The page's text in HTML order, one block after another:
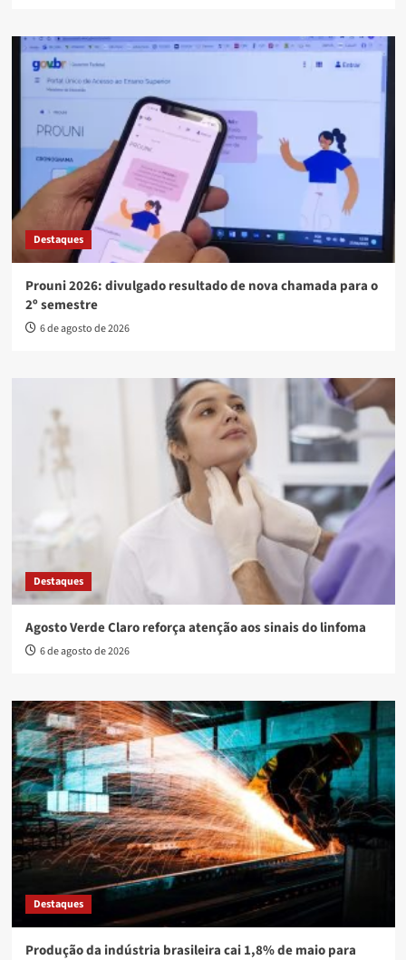
Destaques
Prouni 2026: divulgado resultado de nova chamada para o
2º semestre
6 de agosto de 2026
Destaques
Agosto Verde Claro reforça atenção aos sinais do linfoma
6 de agosto de 2026
Destaques
Produção da indústria brasileira cai 1,8% de maio para